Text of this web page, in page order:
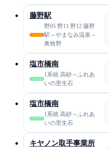
藤野駅
野05 野11 野12 藤野
駅⇔やまなみ温泉⇔
奥牧野
塩市橋南
1系統 高砂～ふれあ
いの里生石
塩市橋南
1系統 高砂～ふれあ
いの里生石
キヤノン取手事業所